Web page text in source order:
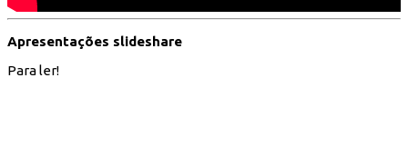
Apresentações slideshare
Para ler!